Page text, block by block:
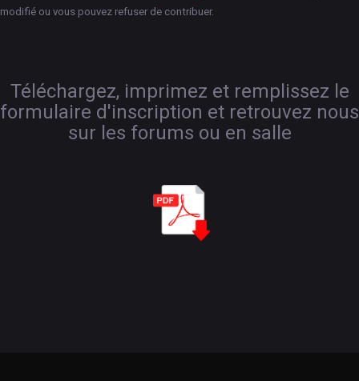
modifié ou vous pouvez refuser de contribuer.
Téléchargez, imprimez et remplissez le
formulaire d'inscription et retrouvez nous
sur les forums ou en salle